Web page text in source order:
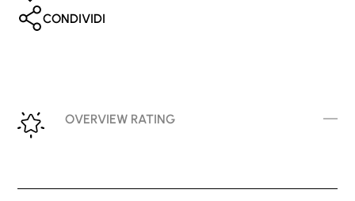
CONDIVIDI
OVERVIEW RATING